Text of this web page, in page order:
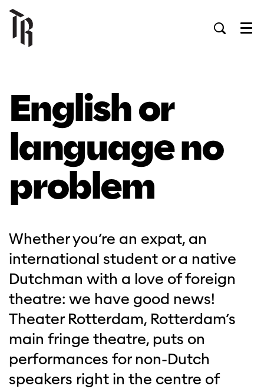
English or
language no
problem
Whether you’re an expat, an
international student or a native
Dutchman with a love of foreign
theatre: we have good news!
Theater Rotterdam, Rotterdam’s
main fringe theatre, puts on
performances for non-Dutch
speakers right in the centre of